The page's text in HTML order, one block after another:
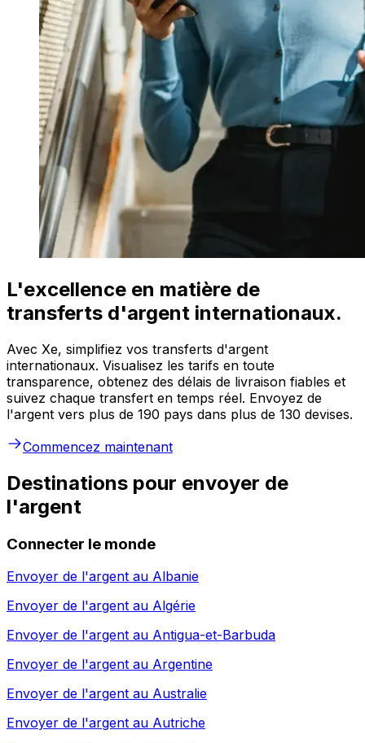
L'excellence en matière de
transferts d'argent internationaux.
Avec Xe, simplifiez vos transferts d'argent
internationaux. Visualisez les tarifs en toute
transparence, obtenez des délais de livraison fiables et
suivez chaque transfert en temps réel. Envoyez de
l'argent vers plus de 190 pays dans plus de 130 devises.
Commencez maintenant
Destinations pour envoyer de
l'argent
Connecter le monde
Envoyer de l'argent au Albanie
Envoyer de l'argent au Algérie
Envoyer de l'argent au Antigua-et-Barbuda
Envoyer de l'argent au Argentine
Envoyer de l'argent au Australie
Envoyer de l'argent au Autriche